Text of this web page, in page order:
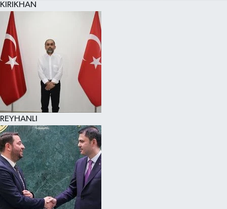
KIRIKHAN
REYHANLI